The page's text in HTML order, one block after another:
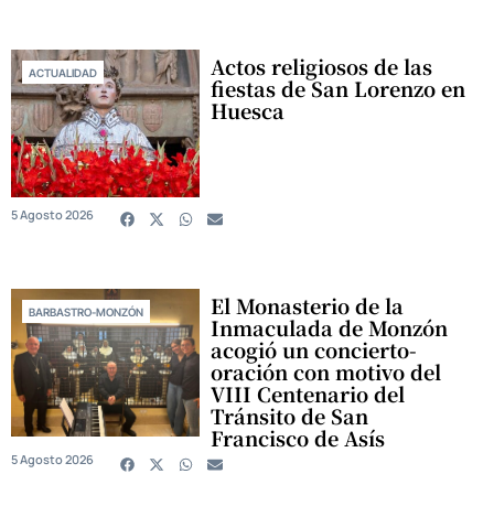
ACTUALIDAD Actos religiosos de las
fiestas de San Lorenzo en
Huesca
5 Agosto 2026
BARBASTRO-MONZÓN El Monasterio de la
Inmaculada de Monzón
acogió un concierto-
oración con motivo del
VIII Centenario del
Tránsito de San
Francisco de Asís
5 Agosto 2026